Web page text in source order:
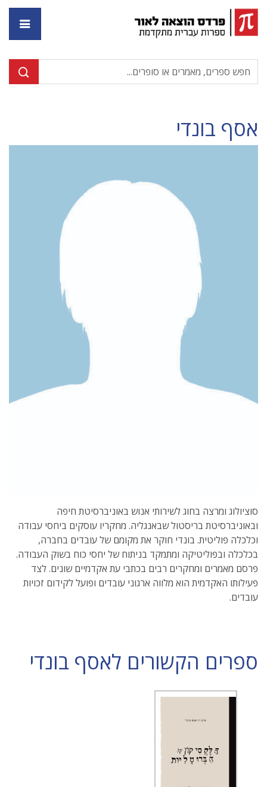
אסף בונדי
סוציולוג ומרצה בחוג לשירותי אנוש באוניברסיטת חיפה
ובאוניברסיטת בריסטול שבאנגליה. מחקריו עוסקים ביחסי עבודה
וכלכלה פוליטית. בונדי חוקר את מקומם של עובדים בחברה,
בכלכלה ובפוליטיקה ומתמקד בניתוח של יחסי כוח בשוק העבודה.
פרסם מאמרים ומחקרים רבים בכתבי עת אקדמיים שונים. לצד
פעילותו האקדמית הוא מלווה ארגוני עובדים ופועל לקידום זכויות
עובדים.
ספרים הקשורים לאסף בונדי